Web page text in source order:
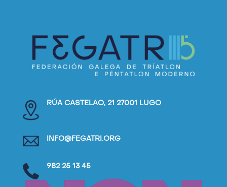
RÚA CASTELAO, 21 27001 LUGO
INFO@FEGATRI.ORG
982 25 13 45